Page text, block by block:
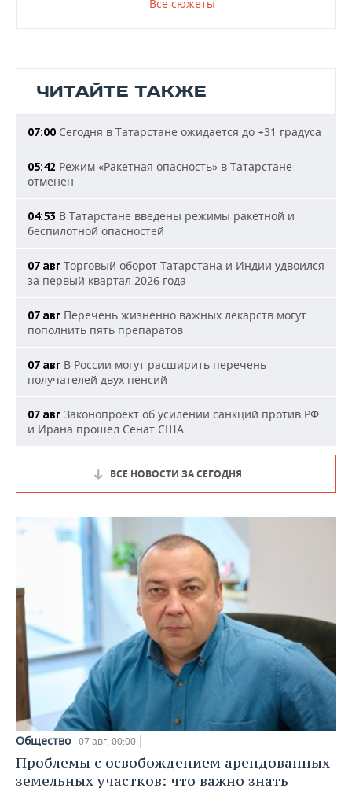
Все сюжеты
ЧИТАЙТЕ ТАКЖЕ
07:00 Сегодня в Татарстане ожидается до +31 градуса
05:42 Режим «Ракетная опасность» в Татарстане
отменен
04:53 В Татарстане введены режимы ракетной и
беспилотной опасностей
07 авг Торговый оборот Татарстана и Индии удвоился
за первый квартал 2026 года
07 авг Перечень жизненно важных лекарств могут
пополнить пять препаратов
07 авг В России могут расширить перечень
получателей двух пенсий
07 авг Законопроект об усилении санкций против РФ
и Ирана прошел Сенат США
ВСЕ НОВОСТИ ЗА СЕГОДНЯ
Общество 07 авг, 00:00
Проблемы с освобождением арендованных
земельных участков: что важно знать